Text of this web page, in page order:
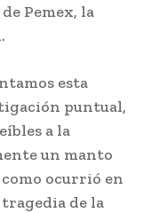
Pemex, la
esta
puntual,
a la
un manto
ocurrió en
de la